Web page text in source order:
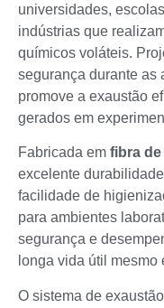
universidades,
indústrias que
químicos voláteis.
segurança durante as
promove a exaustão
gerados em
Fabricada em fibra
excelente
facilidade de
para ambientes
segurança e
longa vida útil mesmo
O sistema de